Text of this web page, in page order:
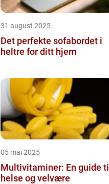
31 august 2025
Det perfekte sofabordet i
heltre for ditt hjem
05 mai 2025
Multivitaminer: En guide til
helse og velvære